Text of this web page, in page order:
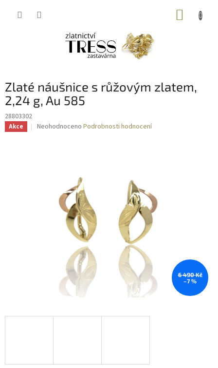
Zlaté náušnice s růžovým zlatem,
2,24 g, Au 585
28803302
Akce
Průměrné
hvězdiček.
Neohodnoceno Podrobnosti hodnocení
6 490 Kč
–7 %